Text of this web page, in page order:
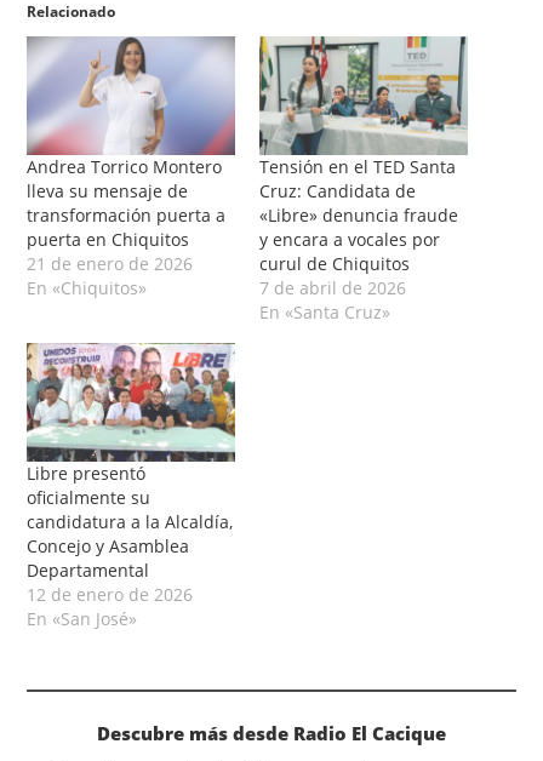
Relacionado
Andrea Torrico Montero
lleva su mensaje de
transformación puerta a
puerta en Chiquitos
21 de enero de 2026
En «Chiquitos»
Tensión en el TED Santa
Cruz: Candidata de
«Libre» denuncia fraude
y encara a vocales por
curul de Chiquitos
7 de abril de 2026
En «Santa Cruz»
Libre presentó
oficialmente su
candidatura a la Alcaldía,
Concejo y Asamblea
Departamental
12 de enero de 2026
En «San José»
Descubre más desde Radio El Cacique